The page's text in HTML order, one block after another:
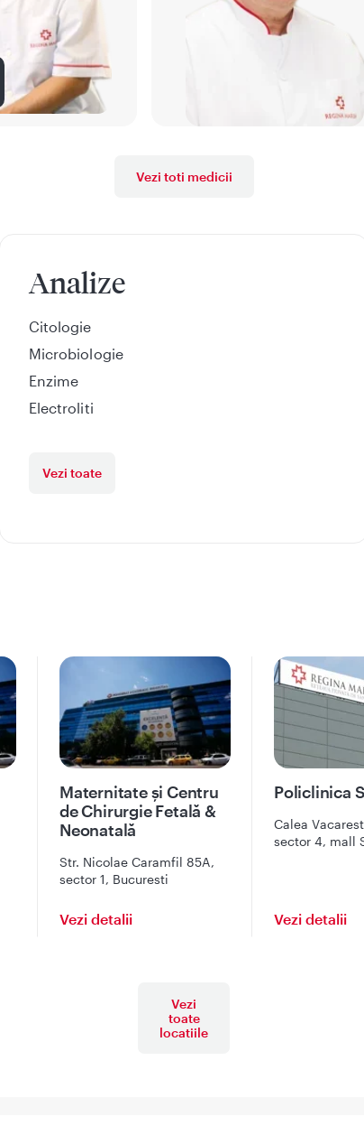
Vezi toti medicii
Analize
Citologie
Microbiologie
Enzime
Electroliti
Vezi toate
Maternitate și Centru
de Chirurgie Fetală &
Neonatală
Str. Nicolae Caramfil 85A,
sector 1, Bucuresti
Vezi detalii
Policlinica
Calea
sector 4, mall
Vezi detalii
Vezi
toate
locatiile